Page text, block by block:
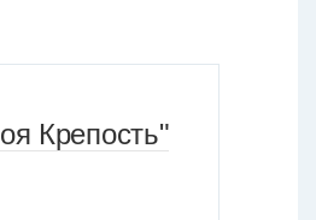
Крепость"